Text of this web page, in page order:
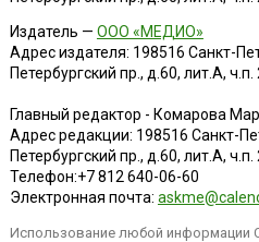
Издатель — ООО «МЕДИО»
Адрес издателя: 198516 Санкт-
Петербургский пр., д.60, лит.А,
Главный редактор - Комарова
Адрес редакции: 198516 Санкт-
Петербургский пр., д.60, лит.А,
Телефон:+7 812 640-06-60
Электронная почта:
Использование любой информации